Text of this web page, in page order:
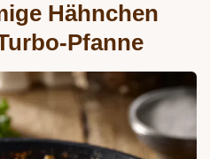
Hähnchen
Pfanne